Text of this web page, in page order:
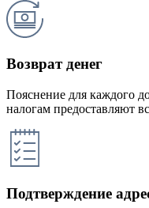
Возврат денег
Пояснение для каждого
налогам предоставляют
Подтверждение